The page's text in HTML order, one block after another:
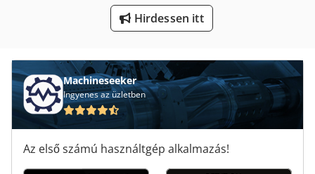
Hirdessen itt
Kerek Fa Mérés
Késélező Gép
Lé Sajtó
Machineseeker
Ingyenes az üzletben
Az első számú használtgép alkalmazás!